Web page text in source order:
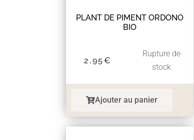
PLANT DE PIMENT ORDONO
BIO
2,95€
Rupture de
stock
Ajouter au panier